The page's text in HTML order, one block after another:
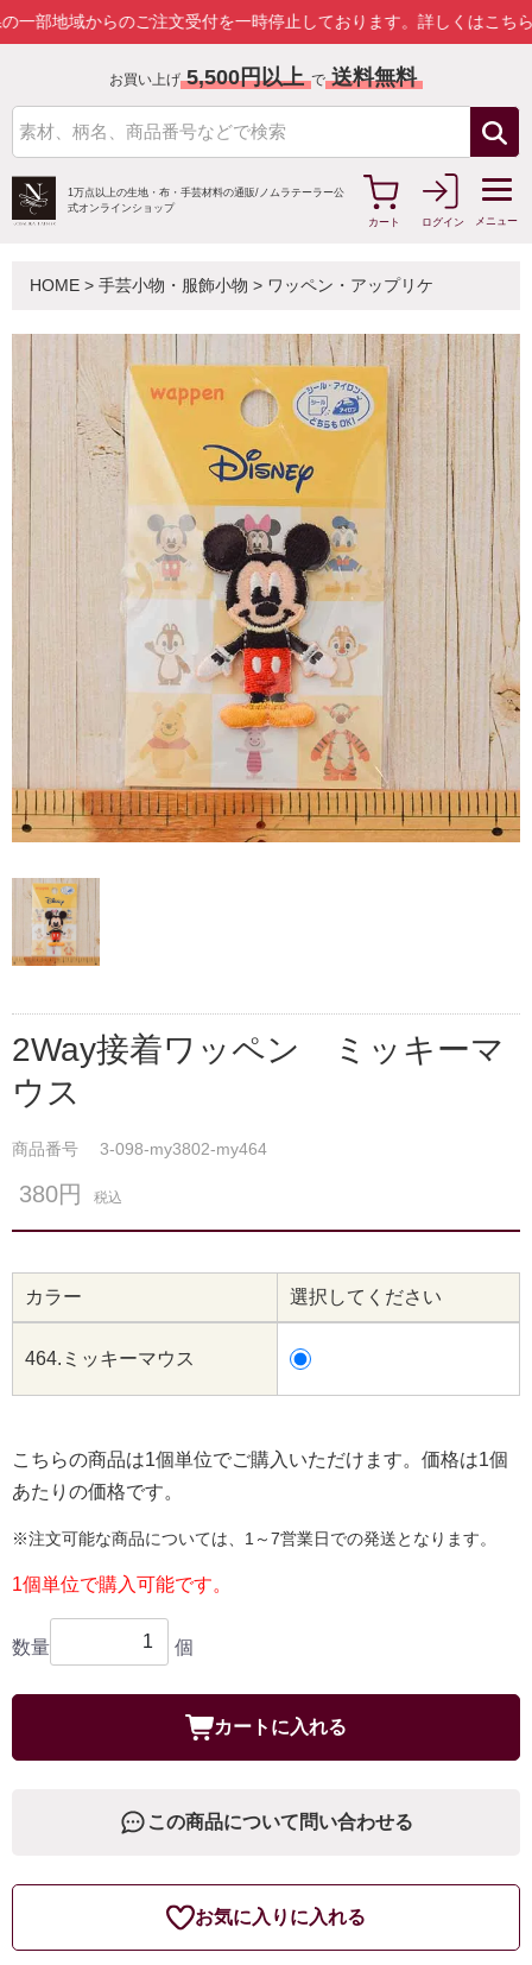
からのご注文受付を一時停止しております。詳しくはこちら
お買い上げ 5,500円以上 で 送料無料
1万点以上の生地・布・手芸材料の通販/ ノムラテーラー公
式オンラインショップ
カート
ログイン メニュー
HOME > 手芸小物・服飾小物 > ワッペン・アップリケ
2Way接着ワッペン ミッキーマ
ウス
商品番号 3-098-my3802-my464
380円 税込
カラー 選択してください
464.ミッキーマウス
こちらの商品は1個単位でご購入いただけます。価格は1個
あたりの価格です。
※注文可能な商品については、1～7営業日での発送となります。
1個単位で購入可能です。
数量 個
カートに入れる
この商品について問い合わせる
お気に入りに入れる